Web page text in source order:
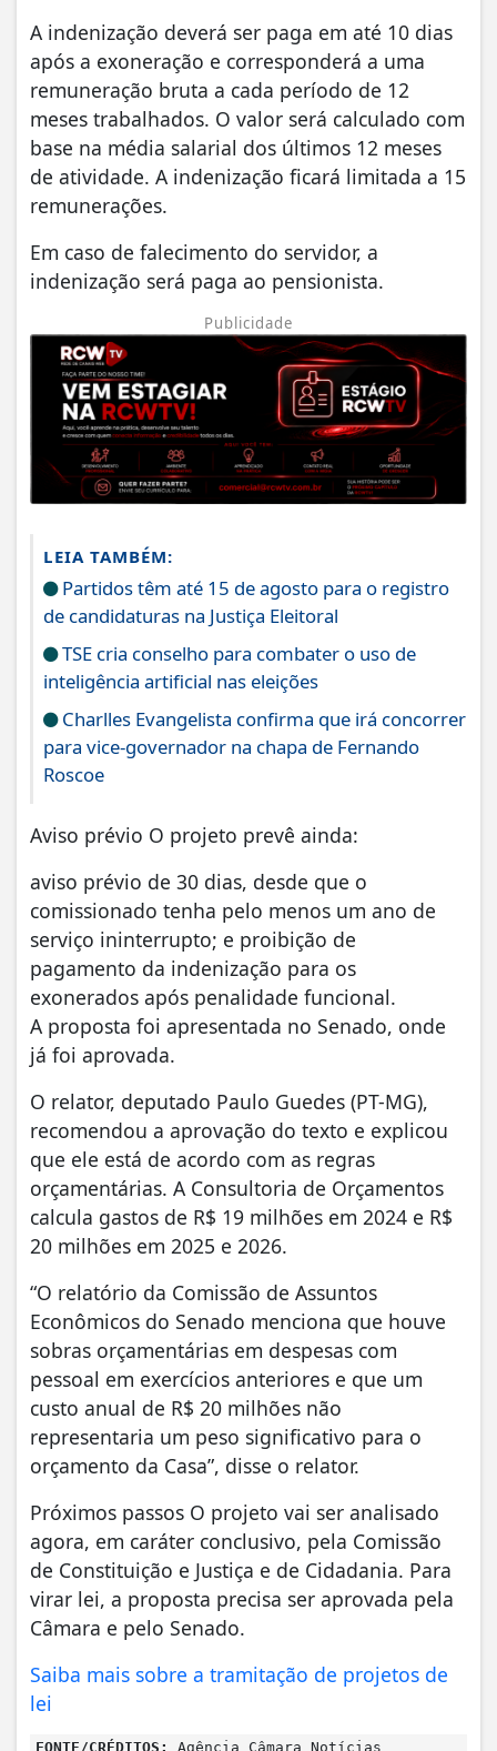
A indenização deverá ser paga em até 10 dias
após a exoneração e corresponderá a uma
remuneração bruta a cada período de 12
meses trabalhados. O valor será calculado com
base na média salarial dos últimos 12 meses
de atividade. A indenização ficará limitada a 15
remunerações.
Em caso de falecimento do servidor, a
indenização será paga ao pensionista.
Publicidade
LEIA TAMBÉM:
Partidos têm até 15 de agosto para o registro
de candidaturas na Justiça Eleitoral
TSE cria conselho para combater o uso de
inteligência artificial nas eleições
Charlles Evangelista confirma que irá concorrer
para vice-governador na chapa de Fernando
Roscoe
Aviso prévio O projeto prevê ainda:
aviso prévio de 30 dias, desde que o
comissionado tenha pelo menos um ano de
serviço ininterrupto; e proibição de
pagamento da indenização para os
exonerados após penalidade funcional.
A proposta foi apresentada no Senado, onde
já foi aprovada.
O relator, deputado Paulo Guedes (PT-MG),
recomendou a aprovação do texto e explicou
que ele está de acordo com as regras
orçamentárias. A Consultoria de Orçamentos
calcula gastos de R$ 19 milhões em 2024 e R$
20 milhões em 2025 e 2026.
“O relatório da Comissão de Assuntos
Econômicos do Senado menciona que houve
sobras orçamentárias em despesas com
pessoal em exercícios anteriores e que um
custo anual de R$ 20 milhões não
representaria um peso significativo para o
orçamento da Casa”, disse o relator.
Próximos passos O projeto vai ser analisado
agora, em caráter conclusivo, pela Comissão
de Constituição e Justiça e de Cidadania. Para
virar lei, a proposta precisa ser aprovada pela
Câmara e pelo Senado.
Saiba mais sobre a tramitação de projetos de
lei
FONTE/CRÉDITOS: Agência Câmara Notícias